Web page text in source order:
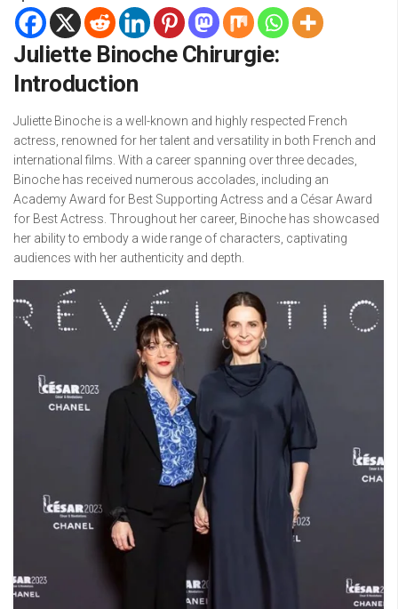
Juliette Binoche Chirurgie:
Introduction
Juliette Binoche is a well-known and highly respected French
actress, renowned for her talent and versatility in both French and
international films. With a career spanning over three decades,
Binoche has received numerous accolades, including an
Academy Award for Best Supporting Actress and a César Award
for Best Actress. Throughout her career, Binoche has showcased
her ability to embody a wide range of characters, captivating
audiences with her authenticity and depth.